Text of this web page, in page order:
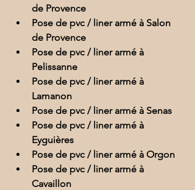
de Provence
Pose de pvc / liner armé à Salon
de Provence
Pose de pvc / liner armé à
Pelissanne
Pose de pvc / liner armé à
Lamanon
Pose de pvc / liner armé à Senas
Pose de pvc / liner armé à
Eyguières
Pose de pvc / liner armé à Orgon
Pose de pvc / liner armé à
Cavaillon